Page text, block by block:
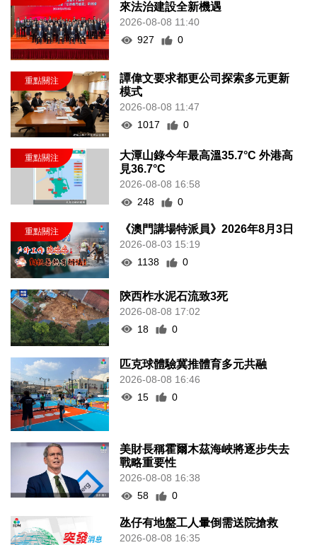
來法治建設全新機遇
2026-08-08 11:40
927
0
譚偉文要求都更公司探索多元更新
模式
2026-08-08 11:47
1017
0
大潭山錄今年最高溫35.7°C 外港高
見36.7°C
2026-08-08 16:58
248
0
《澳門講場特派員》2026年8月3日
2026-08-03 15:19
1138
0
陝西柞水泥石流致3死
2026-08-08 17:02
18
0
匹克球體驗冀推體育多元共融
2026-08-08 16:46
15
0
美財長稱霍爾木茲海峽將逐步失去
戰略重要性
2026-08-08 16:38
58
0
氹仔有地盤工人暈倒需送院搶救
2026-08-08 16:35